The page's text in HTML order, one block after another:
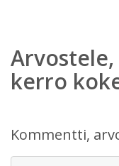
kerro
Kommentti,